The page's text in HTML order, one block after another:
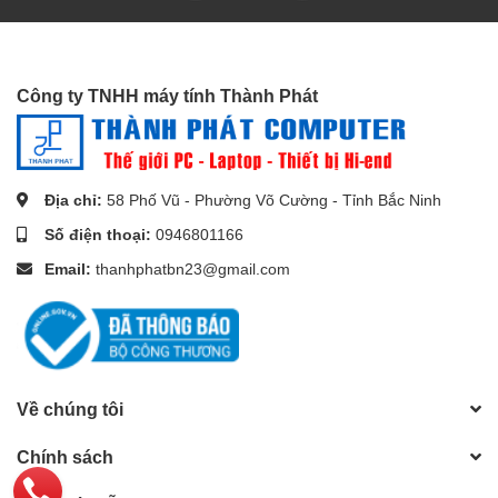
***Nếu bạn quan tâm đến sản phẩm hoặc có bất kỳ thắc mắc
mua hàng nào, vui lòng liên hệ Hotline 0946.801.166
ngũ
Thành Phát Computer
có thể tư vấn và hỗ trợ bạn sớm
----------
***Để có thêm nhiều ưu đãi và cơ hội giảm giá, bạn có thể đặt
Công ty TNHH máy tính Thành Phát
Địa chỉ: 58 Phố Vũ - Phường Võ Cường - Tỉnh Bắc Ninh
Số điện thoại: 0946801166
Email: thanhphatbn23@gmail.com
Về chúng tôi
Chính sách